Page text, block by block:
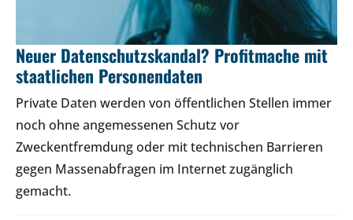
Neuer Datenschutzskandal? Profitmache mit
staatlichen Personendaten
Private Daten werden von öffentlichen Stellen immer
noch ohne angemessenen Schutz vor
Zweckentfremdung oder mit technischen Barrieren
gegen Massenabfragen im Internet zugänglich
gemacht.